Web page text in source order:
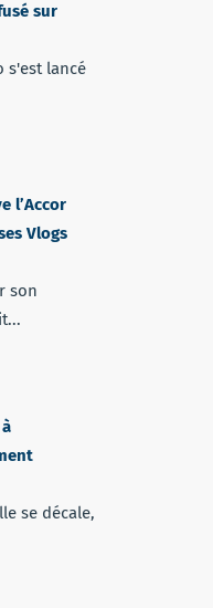
sur
s'est lancé
l’Accor
Vlogs
son
se décale,